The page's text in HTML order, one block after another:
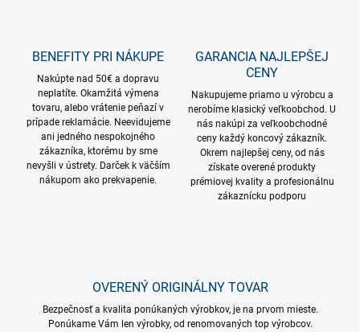
BENEFITY PRI NÁKUPE
Nakúpte nad 50€ a dopravu
neplatíte. Okamžitá výmena
tovaru, alebo vrátenie peňazí v
prípade reklamácie. Neevidujeme
ani jedného nespokojného
zákazníka, ktorému by sme
nevyšli v ústrety. Darček k väčším
nákupom ako prekvapenie.
GARANCIA NAJLEPŠEJ
CENY
Nakupujeme priamo u výrobcu a
nerobíme klasický veľkoobchod. U
nás nakúpi za veľkoobchodné
ceny každý koncový zákazník.
Okrem najlepšej ceny, od nás
získate overené produkty
prémiovej kvality a profesionálnu
zákaznícku podporu
OVERENÝ ORIGINÁLNY TOVAR
Bezpečnosť a kvalita ponúkaných výrobkov, je na prvom mieste.
Ponúkame Vám len výrobky, od renomovaných top výrobcov.